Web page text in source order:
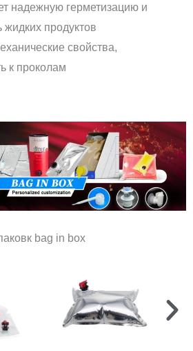
надежную герметизацию и
жидких продуктов
свойства,
к проколам
bag in box